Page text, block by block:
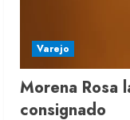
Varejo
Morena Rosa
consignado